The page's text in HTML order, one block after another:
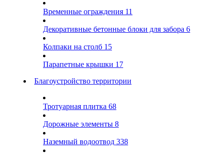
Временные ограждения 11
Декоративные бетонные блоки для забора 6
Колпаки на столб 15
Парапетные крышки 17
Благоустройство территории
Тротуарная плитка 68
Дорожные элементы 8
Наземный водоотвод 338